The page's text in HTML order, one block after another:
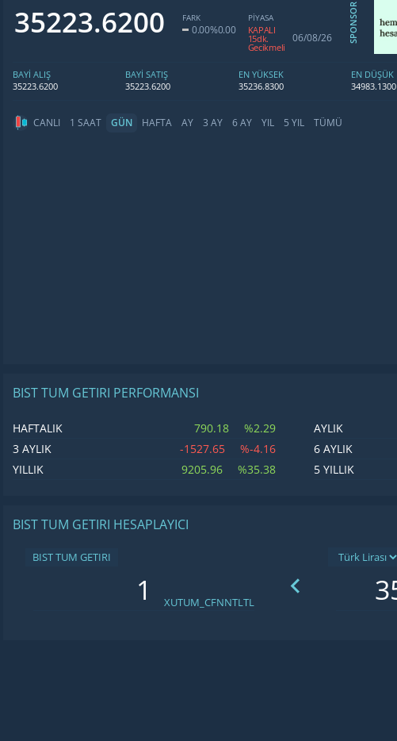
35223.6200 FARK
0.00%0.00
PİYASA
KAPALI
15dk.
Gecikmeli
06/08/26 SPONSOR
BAYİ ALIŞ
35223.6200
BAYİ SATIŞ
35223.6200
EN YÜKSEK
35236.8300
EN DÜŞÜK
34983.1300
CANLI 1 SAAT GÜN HAFTA AY 3 AY 6 AY YIL 5 YIL TÜMÜ
BIST TUM GETIRI PERFORMANSI
HAFTALIK 790.18 %2.29 AYLIK
3 AYLIK
-1527.65 %-4.16 6 AYLIK
YILLIK
9205.96 %35.38 5 YILLIK
BIST TUM GETIRI HESAPLAYICI
BIST TUM GETIRI
XUTUM_CFNNTLTL